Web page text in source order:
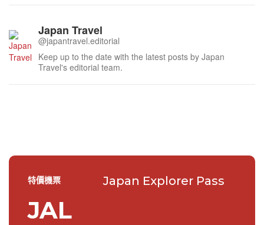
Japan Travel
@japantravel.editorial
Keep up to the date with the latest posts by Japan
Travel's editorial team.
特價機票
JAL
Japan Explorer Pass